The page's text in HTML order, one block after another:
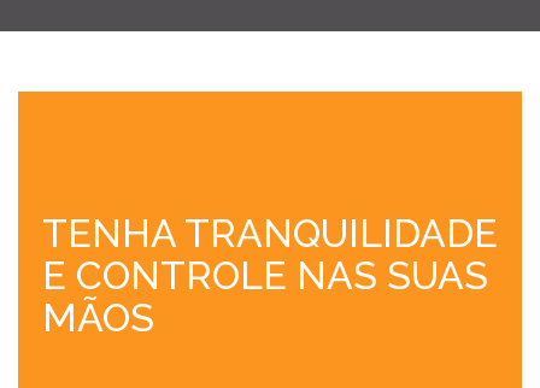
TENHA TRANQUILIDADE
E CONTROLE NAS SUAS
MÃOS